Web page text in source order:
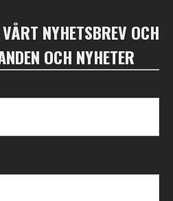
NYHETSBREV OCH
OCH NYHETER